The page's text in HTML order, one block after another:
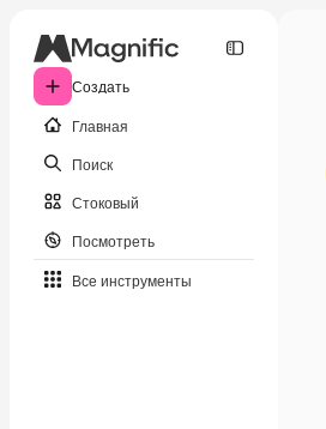
Создать
Главная
Поиск
Стоковый
Посмотреть
Все инструменты